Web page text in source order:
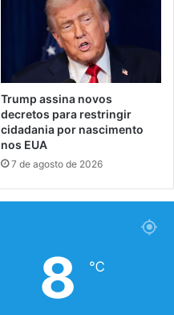
Trump assina novos
decretos para restringir
cidadania por nascimento
nos EUA
7 de agosto de 2026
8 ℃